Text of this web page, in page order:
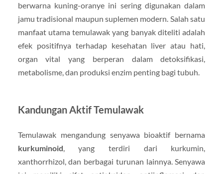
berwarna kuning-oranye ini sering digunakan dalam
jamu tradisional maupun suplemen modern. Salah satu
manfaat utama temulawak yang banyak diteliti adalah
efek positifnya terhadap kesehatan liver atau hati,
organ vital yang berperan dalam detoksifikasi,
metabolisme, dan produksi enzim penting bagi tubuh.
Kandungan Aktif Temulawak
Temulawak mengandung senyawa bioaktif bernama
kurkuminoid, yang terdiri dari kurkumin,
xanthorrhizol, dan berbagai turunan lainnya. Senyawa